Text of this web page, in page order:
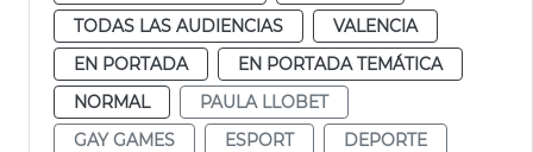
TODAS LAS AUDIENCIAS
VALENCIA
EN PORTADA
EN PORTADA TEMÁTICA
NORMAL
PAULA LLOBET
GAY GAMES
ESPORT
DEPORTE